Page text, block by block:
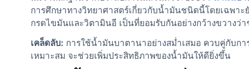
การศึกษาทางวิทยาศาสตร์เกี่ยวกับน้ำมันชนิดนี้โดยเฉพา
กรดไขมันและวิตามินอี เป็นที่ยอมรับกันอย่างกว้างขวางว่
เคล็ดลับ: การใช้น้ำมันบาตานาอย่างสม่ำเสมอ ควบคู่กับก
เหมาะสม จะช่วยเพิ่มประสิทธิภาพของน้ำมันให้ดียิ่งขึ้น